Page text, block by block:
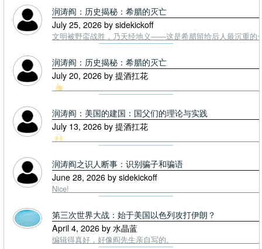
润涛阎：历史揭秘：希腊的灭亡
July 25, 2026 by sidekickoff
文明被野蛮战胜，乃天经地义——这是希腊留给后人最沉重的
润涛阎：历史揭秘：希腊的灭亡
July 20, 2026 by 提酒扛花
润涛阎：美国的建国：国父们的理论与实践
July 13, 2026 by 提酒扛花
润涛阎之识人断事：识别骗子和骗语
June 28, 2026 by sidekickoff
Nice!
第三次世界大战：始于美国以色列攻打伊朗？
April 4, 2026 by 水晶蓝
编辑得真好，好像阎先生亲自写的。